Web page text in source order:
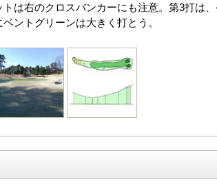
は右のクロスバンカーにも注意。第3打は
ントグリーンは大きく打とう。